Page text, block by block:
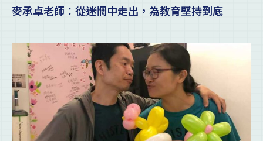
麥承卓老師：從迷惘中走出，為教育堅持到底